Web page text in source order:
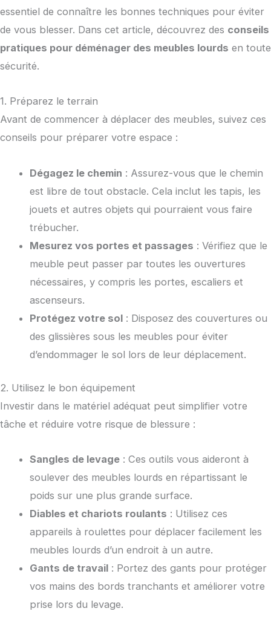
essentiel de connaître les bonnes techniques pour éviter
de vous blesser. Dans cet article, découvrez des conseils
pratiques pour déménager des meubles lourds en toute
sécurité.
1. Préparez le terrain
Avant de commencer à déplacer des meubles, suivez ces
conseils pour préparer votre espace :
Dégagez le chemin : Assurez-vous que le chemin
est libre de tout obstacle. Cela inclut les tapis, les
jouets et autres objets qui pourraient vous faire
trébucher.
Mesurez vos portes et passages : Vérifiez que le
meuble peut passer par toutes les ouvertures
nécessaires, y compris les portes, escaliers et
ascenseurs.
Protégez votre sol : Disposez des couvertures ou
des glissières sous les meubles pour éviter
d’endommager le sol lors de leur déplacement.
2. Utilisez le bon équipement
Investir dans le matériel adéquat peut simplifier votre
tâche et réduire votre risque de blessure :
Sangles de levage : Ces outils vous aideront à
soulever des meubles lourds en répartissant le
poids sur une plus grande surface.
Diables et chariots roulants : Utilisez ces
appareils à roulettes pour déplacer facilement les
meubles lourds d’un endroit à un autre.
Gants de travail : Portez des gants pour protéger
vos mains des bords tranchants et améliorer votre
prise lors du levage.